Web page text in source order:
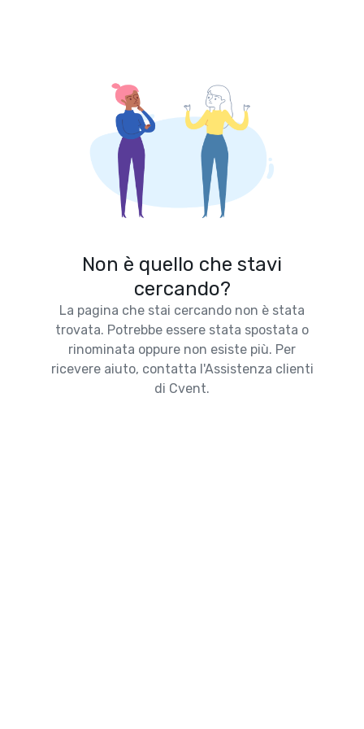
Non è quello che stavi
cercando?
La pagina che stai cercando non è stata
trovata. Potrebbe essere stata spostata o
rinominata oppure non esiste più. Per
ricevere aiuto, contatta l'Assistenza clienti
di Cvent.